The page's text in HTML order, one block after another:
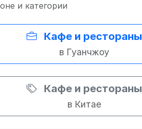
и категории
Кафе и рестораны
в Гуанчжоу
Кафе и рестораны
в Китае